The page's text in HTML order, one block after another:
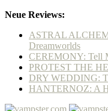
Neue Reviews:
ASTRAL
Dreamworlds
CEREMONY: Tell
PROTEST THE
DRY WEDDING:
HANTERNOZ: A